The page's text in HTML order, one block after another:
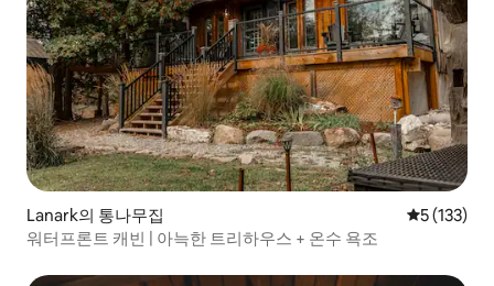
Lanark의 통나무집 평점 5점(5
5 (133)
워터프론트 캐빈 | 아늑한 트리하우스 + 온수 욕조